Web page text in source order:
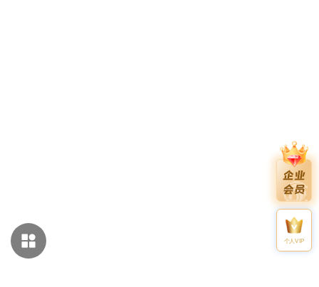
个人VIP